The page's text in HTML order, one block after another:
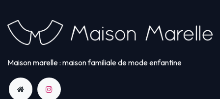
Maison marelle : maison familiale de mode enfantine